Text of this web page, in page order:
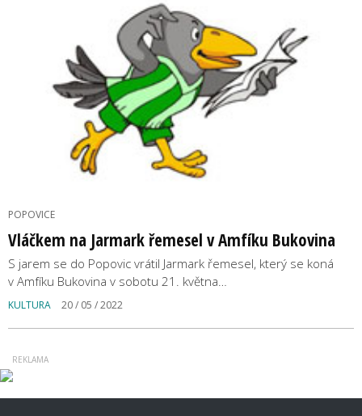
POPOVICE
Vláčkem na Jarmark řemesel v Amfíku Bukovina
S jarem se do Popovic vrátil Jarmark řemesel, který se koná
v Amfíku Bukovina v sobotu 21. května…
KULTURA 20 / 05 / 2022